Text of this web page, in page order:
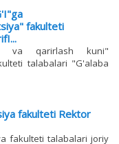
fakulteti
va qarirlash kuni"
talabalari "G'alaba
fakulteti Rektor
fakulteti talabalari joriy